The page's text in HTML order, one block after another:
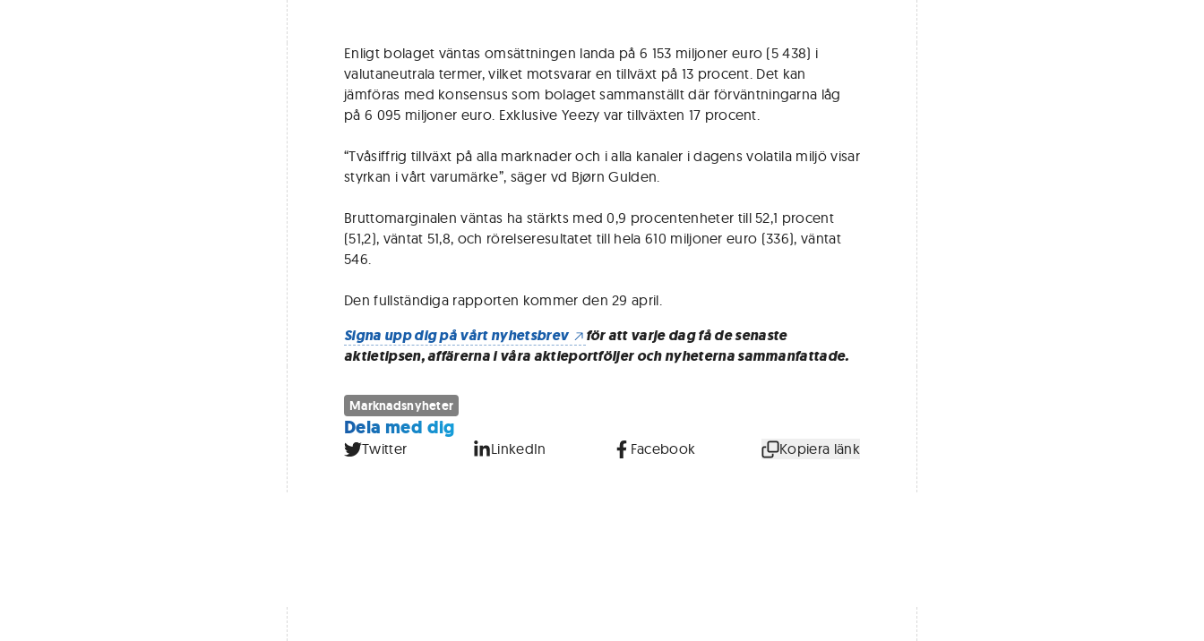
Enligt bolaget väntas omsättningen landa på 6 153 miljoner euro (5 438) i
valutaneutrala termer, vilket motsvarar en tillväxt på 13 procent. Det kan
jämföras med konsensus som bolaget sammanställt där förväntningarna låg
på 6 095 miljoner euro. Exklusive Yeezy var tillväxten 17 procent.
“Tvåsiffrig tillväxt på alla marknader och i alla kanaler i dagens volatila miljö visar
styrkan i vårt varumärke”, säger vd Bjørn Gulden.
Bruttomarginalen väntas ha stärkts med 0,9 procentenheter till 52,1 procent
(51,2), väntat 51,8, och rörelseresultatet till hela 610 miljoner euro (336), väntat
546.
Den fullständiga rapporten kommer den 29 april.
Signa upp dig på vårt nyhetsbrev
för att varje dag få de senaste
aktietipsen, affärerna i våra aktieportföljer och nyheterna sammanfattade.
Marknadsnyheter
Dela med dig
Twitter LinkedIn Facebook Kopiera länk